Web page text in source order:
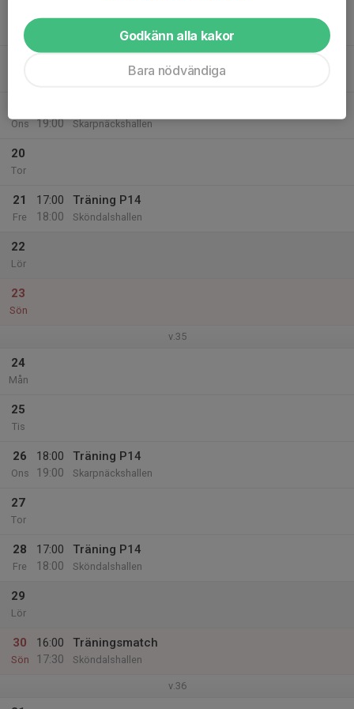
Mån
Ons
19:00
Skarpnäckshallen
20
Tor
21
Fre
17:00
18:00
Träning P14
Sköndalshallen
22
Lör
23
Sön
v.35
24
Mån
25
Tis
26
Ons
18:00
19:00
Träning P14
Skarpnäckshallen
27
Tor
28
Fre
17:00
18:00
Träning P14
Sköndalshallen
29
Lör
30
Sön
16:00
17:30
Träningsmatch
Sköndalshallen
v.36
Godkänn alla kakor
Bara nödvändiga